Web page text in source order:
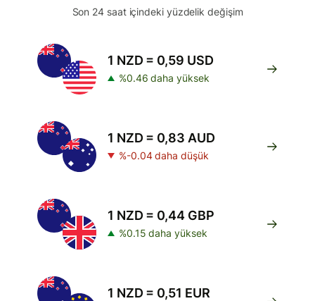
Son 24 saat içindeki yüzdelik değişim
1 NZD = 0,59 USD
%0.46 daha yüksek
1 NZD = 0,83 AUD
%-0.04 daha düşük
1 NZD = 0,44 GBP
%0.15 daha yüksek
1 NZD = 0,51 EUR